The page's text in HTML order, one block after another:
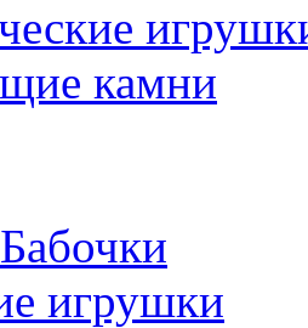
камни
игрушки